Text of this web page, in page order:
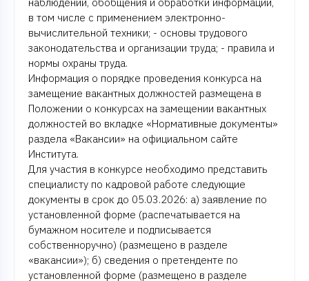
наблюдений, обобщения и обработки информации,
в том числе с применением электронно-
вычислительной техники; - основы трудового
законодательства и организации труда; - правила и
нормы охраны труда.
Информация о порядке проведения конкурса на
замещение вакантных должностей размещена в
Положении о конкурсах на замещении вакантных
должностей во вкладке «Нормативные документы»
раздела «Вакансии» на официальном сайте
Института.
Для участия в конкурсе необходимо представить
специалисту по кадровой работе следующие
документы в срок до 05.03.2026: а) заявление по
установленной форме (распечатывается на
бумажном носителе и подписывается
собственноручно) (размещено в разделе
«вакансии»); б) сведения о претенденте по
установленной форме (размещено в разделе